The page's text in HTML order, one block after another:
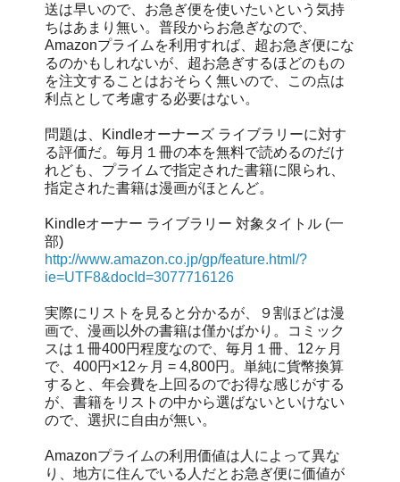
送は早いので、お急ぎ便を使いたいという気持
ちはあまり無い。普段からお急ぎなので、
Amazonプライムを利用すれば、超お急ぎ便にな
るのかもしれないが、超お急ぎするほどのもの
を注文することはおそらく無いので、この点は
利点として考慮する必要はない。
問題は、Kindleオーナーズ ライブラリーに対す
る評価だ。毎月１冊の本を無料で読めるのだけ
れども、プライムで指定された書籍に限られ、
指定された書籍は漫画がほとんど。
Kindleオーナー ライブラリー 対象タイトル (一
部)
http://www.amazon.co.jp/gp/feature.html/?
ie=UTF8&docId=3077716126
実際にリストを見ると分かるが、９割ほどは漫
画で、漫画以外の書籍は僅かばかり。コミック
スは１冊400円程度なので、毎月１冊、12ヶ月
で、400円×12ヶ月 = 4,800円。単純に貨幣換算
すると、年会費を上回るのでお得な感じがする
が、書籍をリストの中から選ばないといけない
ので、選択に自由が無い。
Amazonプライムの利用価値は人によって異な
り、地方に住んでいる人だとお急ぎ便に価値が